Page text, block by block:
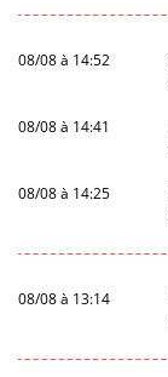
08/08 à 14:52
08/08 à 14:41
08/08 à 14:25
08/08 à 13:14